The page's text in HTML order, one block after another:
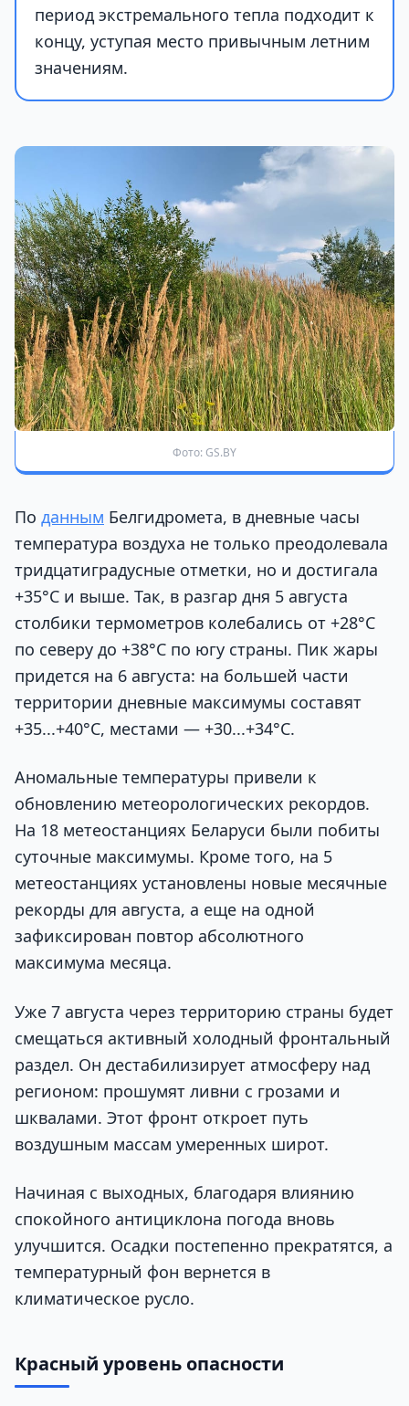
период экстремального тепла подходит к
концу, уступая место привычным летним
значениям.
Фото: GS.BY
По данным Белгидромета, в дневные часы
температура воздуха не только преодолевала
тридцатиградусные отметки, но и достигала
+35°С и выше. Так, в разгар дня 5 августа
столбики термометров колебались от +28°С
по северу до +38°С по югу страны. Пик жары
придется на 6 августа: на большей части
территории дневные максимумы составят
+35...+40°С, местами — +30...+34°С.
Аномальные температуры привели к
обновлению метеорологических рекордов.
На 18 метеостанциях Беларуси были побиты
суточные максимумы. Кроме того, на 5
метеостанциях установлены новые месячные
рекорды для августа, а еще на одной
зафиксирован повтор абсолютного
максимума месяца.
Уже 7 августа через территорию страны будет
смещаться активный холодный фронтальный
раздел. Он дестабилизирует атмосферу над
регионом: прошумят ливни с грозами и
шквалами. Этот фронт откроет путь
воздушным массам умеренных широт.
Начиная с выходных, благодаря влиянию
спокойного антициклона погода вновь
улучшится. Осадки постепенно прекратятся, а
температурный фон вернется в
климатическое русло.
Красный уровень опасности